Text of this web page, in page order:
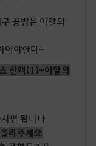
공방은 아알의
어야한다~
산맥(1)-아알의
면 됩니다
려주세요